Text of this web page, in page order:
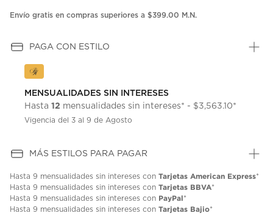
en
Envío gratis en compras superiores a $399.00 M.N.
PAGA CON ESTILO
MENSUALIDADES SIN INTERESES
Hasta 12 mensualidades sin intereses* - $3,563.10*
Vigencia del 3 al 9 de Agosto
MÁS ESTILOS PARA PAGAR
Hasta 9 mensualidades sin intereses con Tarjetas American Express*
Hasta 9 mensualidades sin intereses con Tarjetas BBVA*
Hasta 9 mensualidades sin intereses con PayPal*
Hasta 9 mensualidades sin intereses con Tarjetas Bajio*